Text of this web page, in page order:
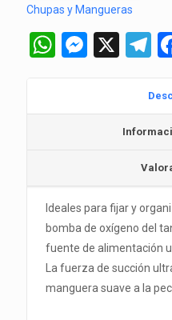
Chupas y Mangueras
WhatsApp
X
Ideales para fijar y
bomba de oxígeno del
fuente de alimentación
La fuerza de succión
manguera suave a la